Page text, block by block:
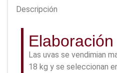
Descripción
Elaboración
Las uvas se vendimian
18 kg y se seleccionan